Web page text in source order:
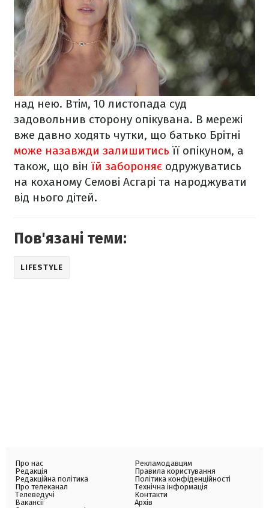
над нею. Втім, 10 листопада суд
задовольнив сторону опікувана. В мережі
вже давно ходять чутки, що батько Брітні
може назавжди залишитись її опікуном, а
також, що він їй забороняє одружуватись
на коханому Семові Асгарі та народжувати
від нього дітей.
Пов'язані теми:
LIFESTYLE
Про нас
Редакція
Редакційна політика
Про телеканал
Телеведучі
Вакансії
Рекламодавцям
Правила користування
Політика конфіденційності
Технічна інформація
Контакти
Архів